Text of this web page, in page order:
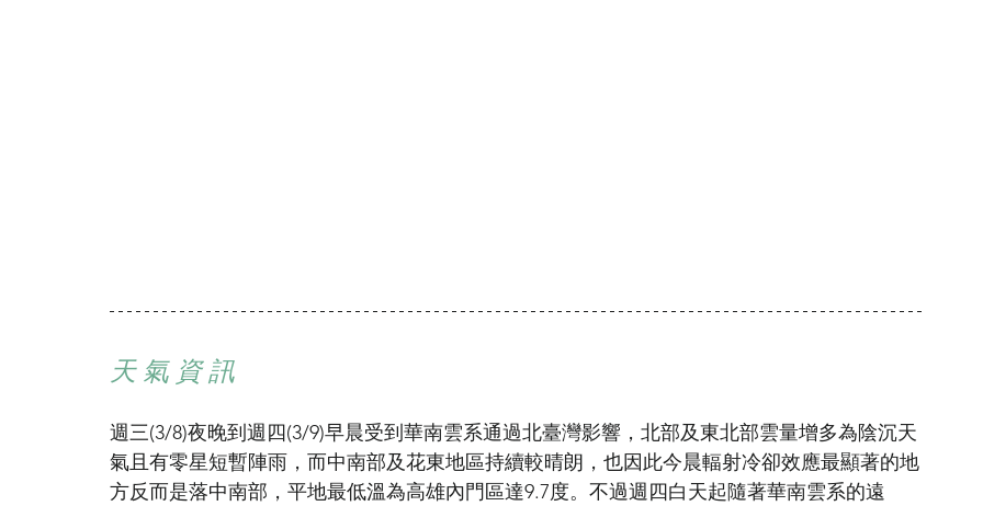
天 氣 資 訊
週三(3/8)夜晚到週四(3/9)早晨受到華南雲系通過北臺灣影響，北部及東北部雲量增多為陰沉天
氣且有零星短暫陣雨，而中南部及花東地區持續較晴朗，也因此今晨輻射冷卻效應最顯著的地
方反而是落中南部，平地最低溫為高雄內門區達9.7度。不過週四白天起隨著華南雲系的遠